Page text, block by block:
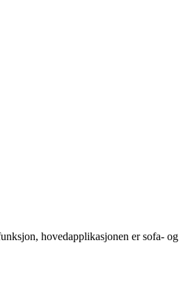
hovedapplikasjonen er sofa- og